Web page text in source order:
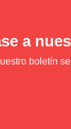
a
boletín